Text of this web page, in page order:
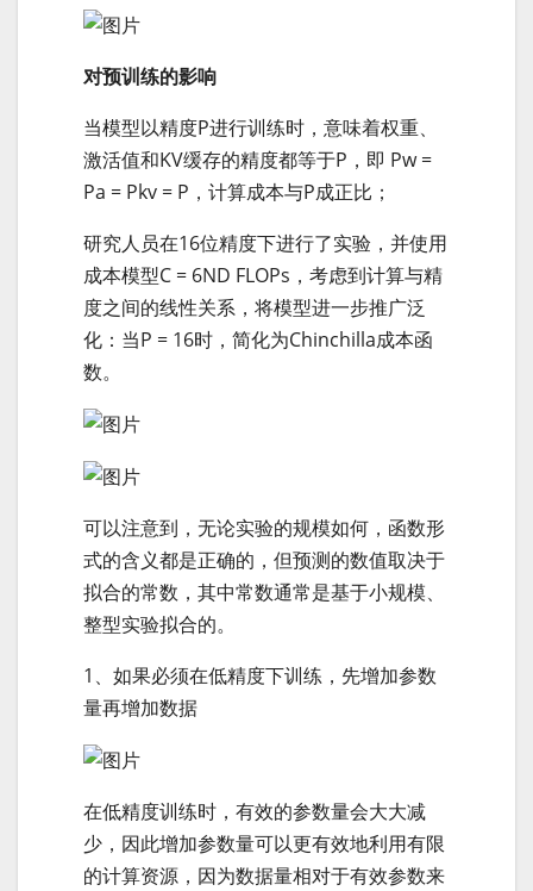
对预训练的影响
当模型以精度P进行训练时，意味着权重、
激活值和KV缓存的精度都等于P，即 Pw =
Pa = Pkv = P，计算成本与P成正比；
研究人员在16位精度下进行了实验，并使用
成本模型C = 6ND FLOPs，考虑到计算与精
度之间的线性关系，将模型进一步推广泛
化：当P = 16时，简化为Chinchilla成本函
数。
可以注意到，无论实验的规模如何，函数形
式的含义都是正确的，但预测的数值取决于
拟合的常数，其中常数通常是基于小规模、
整型实验拟合的。
1、如果必须在低精度下训练，先增加参数
量再增加数据
在低精度训练时，有效的参数量会大大减
少，因此增加参数量可以更有效地利用有限
的计算资源，因为数据量相对于有效参数来